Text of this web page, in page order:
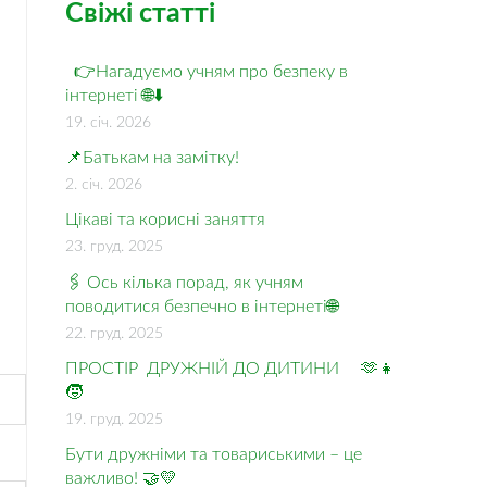
Свіжі статті
👉Нагадуємо учням про безпеку в
інтернеті 🌐⬇️
19. січ. 2026
📌Батькам на замітку!
2. січ. 2026
Цікаві та корисні заняття
23. груд. 2025
🖇️ Ось кілька порад, як учням
поводитися безпечно в інтернеті🌐
22. груд. 2025
ПРОСТІР ДРУЖНІЙ ДО ДИТИНИ 🫶👧
🧒
19. груд. 2025
Бути дружніми та товариськими – це
важливо! 🤝💛